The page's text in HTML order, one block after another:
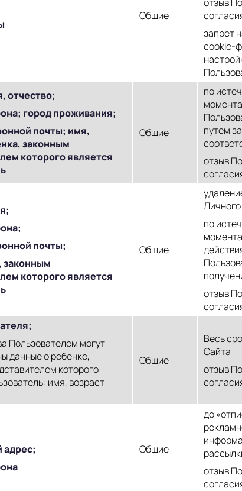
Общие
запрет
cookie-
отчество;
город проживания;
почты; имя,
законным
которого является
Общие
по
путем
отзыв
почты;
законным
которого является
Общие
по
отзыв
Пользователем могут
данные о ребенке,
которого
имя, возраст
Общие
Весь
Сайта
отзыв
адрес;
Общие
до
отзыв